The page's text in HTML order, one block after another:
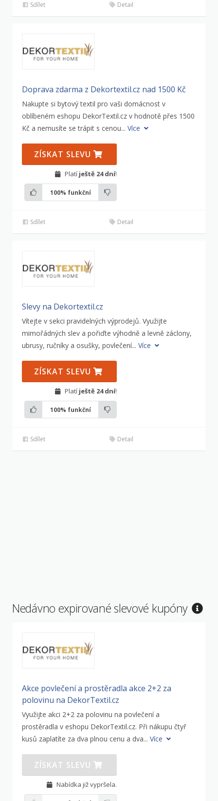
Sdílet Detail
Doprava zdarma z Dekortextil.cz nad 1500 Kč
Nakupte si bytový textil pro vaši domácnost v
oblíbeném eshopu DekorTextil.cz v hodnotě přes 1500
Kč a nemusíte se trápit s cenou... Více
ZÍSKAT SLEVU
Platí ještě 24 dní!
100% funkční
Sdílet Detail
Slevy na Dekortextil.cz
Vítejte v sekci pravidelných výprodejů. Využijte
mimořádných slev a pořiďte výhodně a levně záclony,
ubrusy, ručníky a osušky, povlečení... Více
ZÍSKAT SLEVU
Platí ještě 24 dní!
100% funkční
Sdílet Detail
Nedávno expirované slevové kupóny
Akce povlečení a prostěradla akce 2+2 za
polovinu na DekorTextil.cz
Využijte akci 2+2 za polovinu na povlečení a
prostěradla v eshopu DekorTextil.cz. Při nákupu čtyř
kusů zaplatíte za dva plnou cenu a dva... Více
ZÍSKAT SLEVU
Nabídka již vypršela.